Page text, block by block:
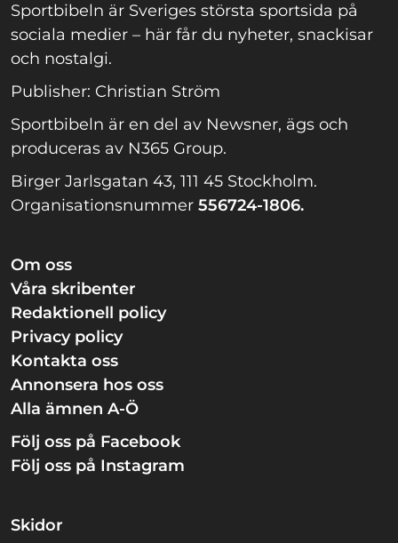
Sportbibeln är Sveriges största sportsida på
sociala medier – här får du nyheter, snackisar
och nostalgi.
Publisher: Christian Ström
Sportbibeln är en del av Newsner, ägs och
produceras av N365 Group.
Birger Jarlsgatan 43, 111 45 Stockholm.
Organisationsnummer 556724-1806.
Om oss
Våra skribenter
Redaktionell policy
Privacy policy
Kontakta oss
Annonsera hos oss
Alla ämnen A-Ö
Följ oss på Facebook
Följ oss på Instagram
Skidor